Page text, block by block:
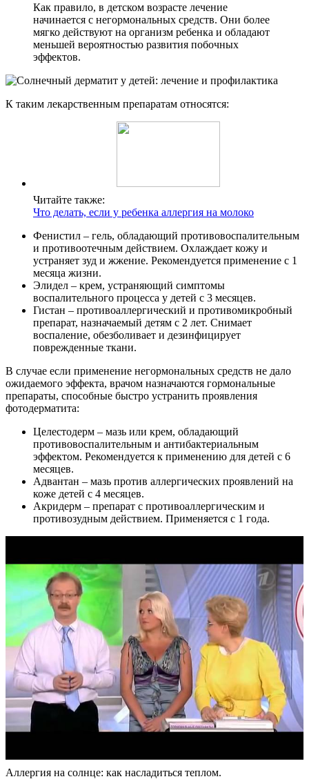
Как правило, в детском возрасте лечение
начинается с негормональных средств. Они более
мягко действуют на организм ребенка и обладают
меньшей вероятностью развития побочных
эффектов.
К таким лекарственным препаратам относятся:
Читайте также:
Что делать, если у ребенка аллергия на молоко
Фенистил – гель, обладающий противовоспалительным
и противоотечным действием. Охлаждает кожу и
устраняет зуд и жжение. Рекомендуется применение с 1
месяца жизни.
Элидел – крем, устраняющий симптомы
воспалительного процесса у детей с 3 месяцев.
Гистан – противоаллергический и противомикробный
препарат, назначаемый детям с 2 лет. Снимает
воспаление, обезболивает и дезинфицирует
поврежденные ткани.
В случае если применение негормональных средств не дало
ожидаемого эффекта, врачом назначаются гормональные
препараты, способные быстро устранить проявления
фотодерматита:
Целестодерм – мазь или крем, обладающий
противовоспалительным и антибактериальным
эффектом. Рекомендуется к применению для детей с 6
месяцев.
Адвантан – мазь против аллергических проявлений на
коже детей с 4 месяцев.
Акридерм – препарат с противоаллергическим и
противозудным действием. Применяется с 1 года.
Аллергия на солнце: как насладиться теплом.